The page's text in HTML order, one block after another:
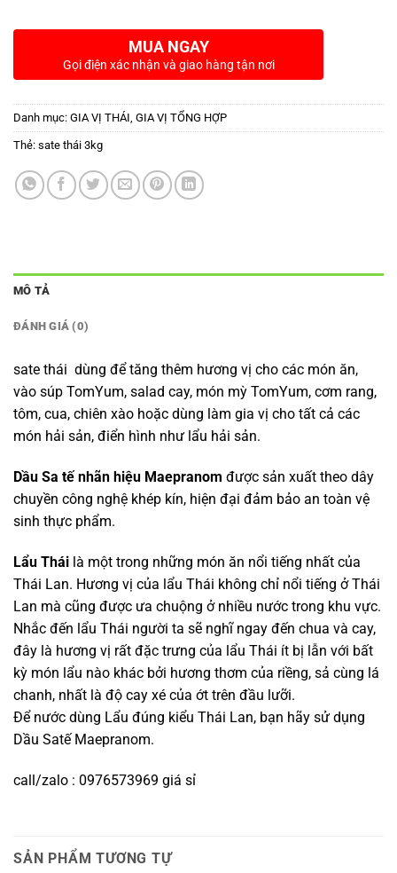
MUA NGAY
Gọi điện xác nhận và giao hàng tận nơi
Danh mục: GIA VỊ THÁI, GIA VỊ TỔNG HỢP
Thẻ: sate thái 3kg
MÔ TẢ
ĐÁNH GIÁ (0)
sate thái dùng để tăng thêm hương vị cho các món ăn,
vào súp TomYum, salad cay, món mỳ TomYum, cơm rang,
tôm, cua, chiên xào hoặc dùng làm gia vị cho tất cả các
món hải sản, điển hình như lẩu hải sản.
Dầu Sa tế nhãn hiệu Maepranom được sản xuất theo dây
chuyền công nghệ khép kín, hiện đại đảm bảo an toàn vệ
sinh thực phẩm.
Lẩu Thái là một trong những món ăn nổi tiếng nhất của
Thái Lan. Hương vị của lẩu Thái không chỉ nổi tiếng ở Thái
Lan mà cũng được ưa chuộng ở nhiều nước trong khu vực.
Nhắc đến lẩu Thái người ta sẽ nghĩ ngay đến chua và cay,
đây là hương vị rất đặc trưng của lẩu Thái ít bị lẫn với bất
kỳ món lẩu nào khác bởi hương thơm của riềng, sả cùng lá
chanh, nhất là độ cay xé của ớt trên đầu lưỡi.
Để nước dùng Lẩu đúng kiểu Thái Lan, bạn hãy sử dụng
Dầu Satế Maepranom.
call/zalo : 0976573969 giá sỉ
SẢN PHẨM TƯƠNG TỰ